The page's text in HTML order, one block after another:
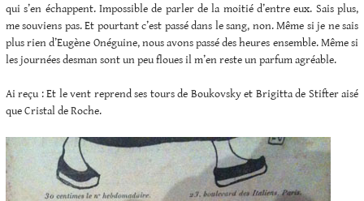
qui s’en échappent. Impossible de parler de la moitié d’entre eux. Sais plus,
me souviens pas. Et pourtant c’est passé dans le sang, non. Même si je ne sais
plus rien d’Eugène Onéguine, nous avons passé des heures ensemble. Même si
les journées desman sont un peu floues il m’en reste un parfum agréable.
Ai reçu : Et le vent reprend ses tours de Boukovsky et Brigitta de Stifter aisé
que Cristal de Roche.